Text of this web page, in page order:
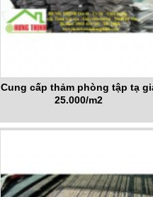
Cung cấp thảm phòng tập tạ
25.000/m2